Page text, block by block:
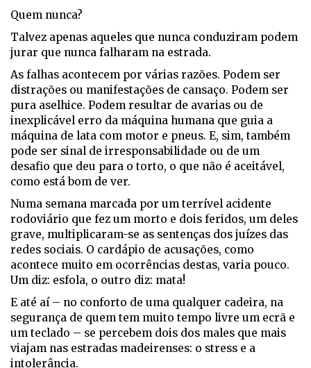
Quem nunca?
Talvez apenas aqueles que nunca conduziram podem
jurar que nunca falharam na estrada.
As falhas acontecem por várias razões. Podem ser
distrações ou manifestações de cansaço. Podem ser
pura aselhice. Podem resultar de avarias ou de
inexplicável erro da máquina humana que guia a
máquina de lata com motor e pneus. E, sim, também
pode ser sinal de irresponsabilidade ou de um
desafio que deu para o torto, o que não é aceitável,
como está bom de ver.
Numa semana marcada por um terrível acidente
rodoviário que fez um morto e dois feridos, um deles
grave, multiplicaram-se as sentenças dos juízes das
redes sociais. O cardápio de acusações, como
acontece muito em ocorrências destas, varia pouco.
Um diz: esfola, o outro diz: mata!
E até aí – no conforto de uma qualquer cadeira, na
segurança de quem tem muito tempo livre um ecrã e
um teclado – se percebem dois dos males que mais
viajam nas estradas madeirenses: o stress e a
intolerância.